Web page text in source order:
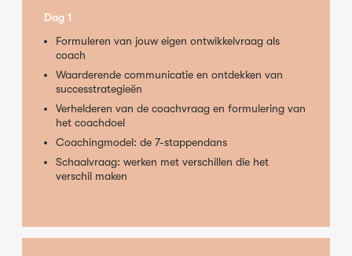
Dag 1
Formuleren van jouw eigen ontwikkelvraag als
coach
Waarderende communicatie en ontdekken van
successtrategieën
Verhelderen van de coachvraag en formulering van
het coachdoel
Coachingmodel: de 7-stappendans
Schaalvraag: werken met verschillen die het
verschil maken